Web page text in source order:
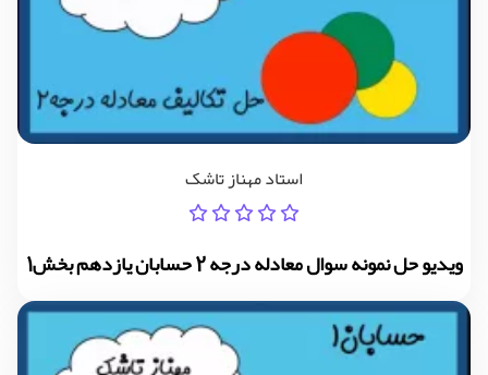
استاد مهناز تاشک
ویدیو حل نمونه سوال معادله درجه 2 حسابان یازدهم بخش1